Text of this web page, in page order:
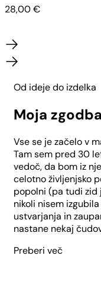
28,00€
Od ideje do izdelka
Moja zgodba
Vse se je začelo v
Tam sem pred 30
vedoč, da bom iz
celotno življenjsko
popolni (pa tudi zid
nikoli nisem
ustvarjanja in
nastane nekaj
Preberi več